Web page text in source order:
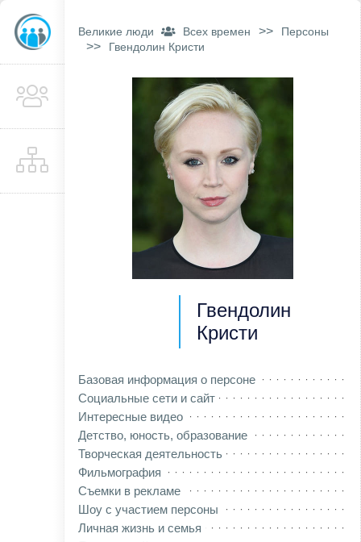
Великие люди Всех времен >> Персоны
>> Гвендолин Кристи
Гвендолин
Кристи
Базовая информация о персоне
Социальные сети и сайт
Интересные видео
Детство, юность, образование
Творческая деятельность
Фильмография
Съемки в рекламе
Шоу с участием персоны
Личная жизнь и семья